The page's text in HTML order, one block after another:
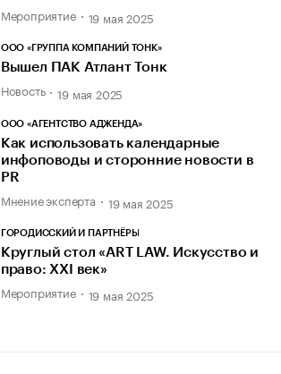
Мероприятие 19 мая 2025
ООО «ГРУППА КОМПАНИЙ ТОНК»
Вышел ПАК Атлант Тонк
Новость 19 мая 2025
ООО «АГЕНТСТВО АДЖЕНДА»
Как использовать календарные
инфоповоды и сторонние новости в
PR
Мнение эксперта 19 мая 2025
ГОРОДИССКИЙ И ПАРТНЁРЫ
Круглый стол «ART LAW. Искусство и
право: XXI век»
Мероприятие 19 мая 2025